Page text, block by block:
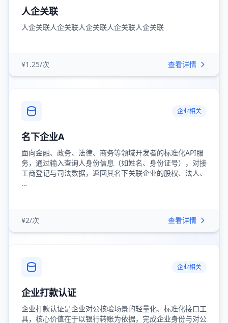
人企关联
人企关联人企关联人企关联人企关联人企关联
¥1.25/次 查看详情
企业相关
名下企业A
面向金融、政务、法律、商务等领域开发者的标准化API服
务，通过输入查询人身份信息（如姓名、身份证号），对接
工商登记与司法数据，返回其名下关联企业的股权、法人、
…
¥2/次 查看详情
企业相关
企业打款认证
企业打款认证是企业对公核验场景的轻量化、标准化接口工
具，核心价值在于以银行转账为依据，完成企业身份与对公